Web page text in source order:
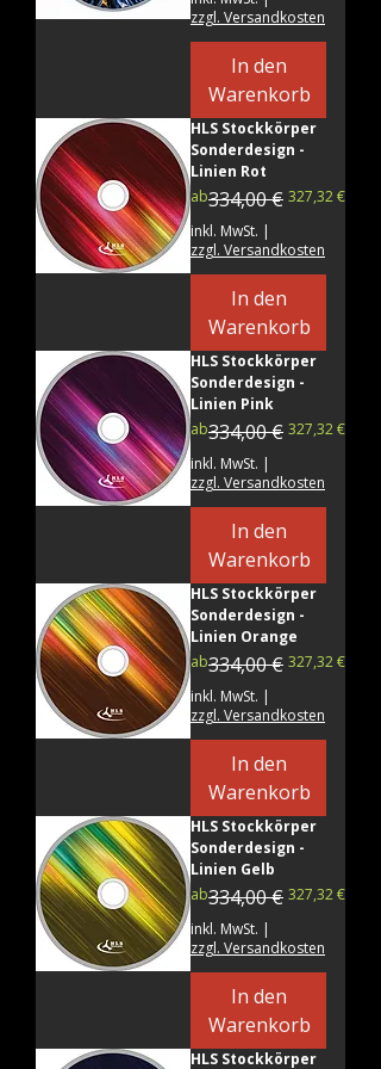
zzgl. Versandkosten
In den
Warenkorb
HLS Stockkörper
Sonderdesign -
Linien Rot
ab
Standardpreis
334,00 € 327,32 €
Sale-Preis
inkl. MwSt.
zzgl. Versandkosten
In den
Warenkorb
HLS Stockkörper
Sonderdesign -
Linien Pink
ab
Standardpreis
334,00 € 327,32 €
Sale-Preis
inkl. MwSt.
zzgl. Versandkosten
In den
Warenkorb
HLS Stockkörper
Sonderdesign -
Linien Orange
ab
Standardpreis
334,00 € 327,32 €
Sale-Preis
inkl. MwSt.
zzgl. Versandkosten
In den
Warenkorb
HLS Stockkörper
Sonderdesign -
Linien Gelb
ab
Standardpreis
334,00 € 327,32 €
Sale-Preis
inkl. MwSt.
zzgl. Versandkosten
In den
Warenkorb
HLS Stockkörper